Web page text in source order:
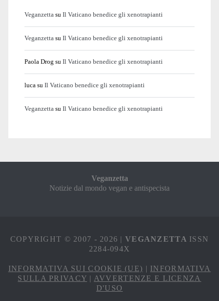
Veganzetta su Il Vaticano benedice gli xenotrapianti
Veganzetta su Il Vaticano benedice gli xenotrapianti
Paola Drog su Il Vaticano benedice gli xenotrapianti
luca su Il Vaticano benedice gli xenotrapianti
Veganzetta su Il Vaticano benedice gli xenotrapianti
Veganzetta
Notizie dal mondo vegan e antispecista
COPYRIGHT © 2007 - 2026 |VEGANZETTA ISSN
2284-094X
INFORMATIVA SUI COOKIE (UE) | INFORMATIVA
SULLA PRIVACY | AVVERTENZE E LICENZA
D'USO